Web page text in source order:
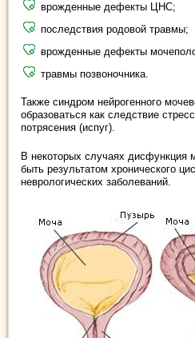
врожденные дефекты ЦНС;
последствия родовой травмы;
врожденные дефекты
травмы позвоночника.
Также синдром нейрогенного
образоваться как следствие
потрясения (испуг).
В некоторых случаях дисфункция
быть результатом хронического
неврологических заболеваний.